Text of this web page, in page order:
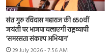
संत गुरु रविदास महाराज की 650वीं
जयंती पर भाजपा चलाएगी राष्ट्रव्यापी
‘समरसता संकल्प अभियान’
29 July 2026 - 7:56 AM